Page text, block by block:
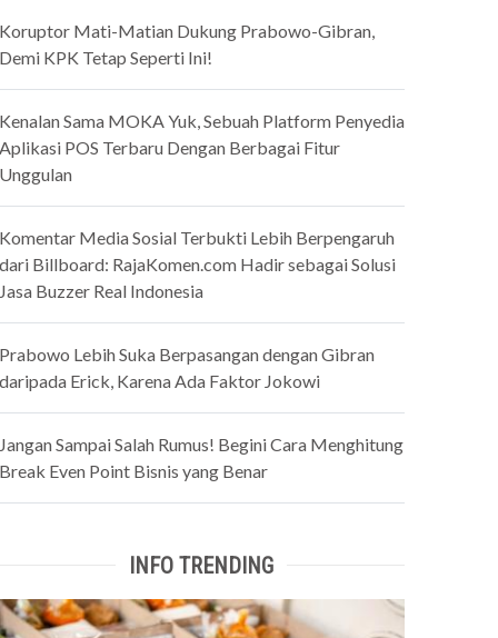
Mati-Matian Dukung Prabowo-Gibran,
KPK Tetap Seperti Ini!
Sama MOKA Yuk, Sebuah Platform Penyedia
POS Terbaru Dengan Berbagai Fitur
Media Sosial Terbukti Lebih Berpengaruh
Billboard: RajaKomen.com Hadir sebagai Solusi
Buzzer Real Indonesia
Lebih Suka Berpasangan dengan Gibran
Erick, Karena Ada Faktor Jokowi
Sampai Salah Rumus! Begini Cara Menghitung
Even Point Bisnis yang Benar
INFO TRENDING